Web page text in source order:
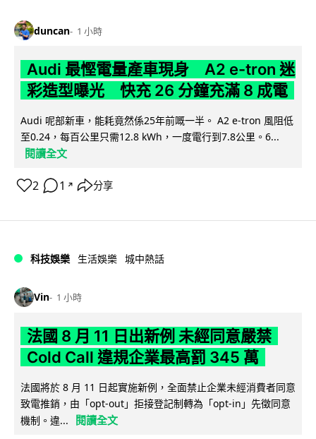
duncan 1 小時
Audi 最慳電量產車現身 A2 e-tron 迷
彩造型曝光 快充 26 分鐘充滿 8 成電
Audi 呢部新車，能耗竟然係25年前嘅一半。 A2 e-tron 風阻低
至0.24，每百公里只需12.8 kWh，一度電行到7.8公里。6...
閱讀全文
2 1 ↗ 分享
科技娛樂 生活娛樂 城中熱話
Vin 1 小時
法國 8 月 11 日出新例 未經同意嚴禁
Cold Call 違規企業最高罰 345 萬
法國將於 8 月 11 日起實施新例，全面禁止企業未經消費者同意
致電推銷，由「opt-out」拒接登記制轉為「opt-in」先徵同意
機制。違...
閱讀全文